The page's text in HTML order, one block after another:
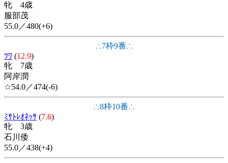
牝 4歳
服部茂
55.0／480(+6)
∴7枠9番∴
ﾂﾜ (12.9)
牝 7歳
阿岸潤
☆54.0／474(-6)
∴8枠10番∴
ﾐｻﾄﾚｵﾈｯｻ (7.6)
牝 3歳
石川倭
55.0／438(+4)